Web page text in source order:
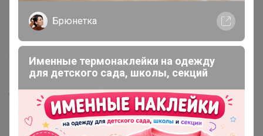
support@24-ok.ru
Написать в поддержку
Защита покупателя
Помощь
О нас
Все предложения
Брюнетка
Именные термонаклейки на одежду
для детского сада, школы, секций